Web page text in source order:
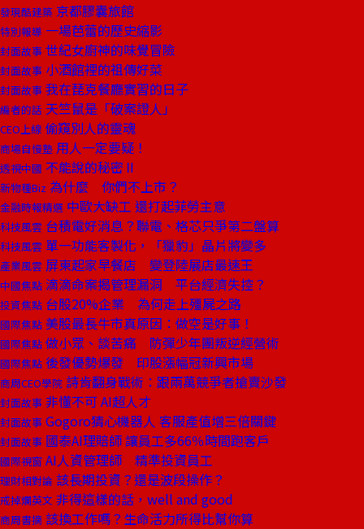
發現酷建築 京都膠囊旅館
特別報導 一場芭蕾的歷史縮影
封面故事 世紀女廚神的味覺冒險
封面故事 小酒館裡的祖傳好菜
封面故事 我在琵克餐廳實習的日子
編者的話 天竺鼠是「破案證人」
CEO上線 偷窺別人的靈魂
商場自慢塾 用人一定要疑！
透視中國 不能說的秘密Ⅱ
新物種Biz 為什麼 你們不上市？
金融時報精選 中歐大缺工 還打起菲勞主意
科技風雲 台積電好消息？聯電、格芯只爭第二盤算
科技風雲 單一功能客製化，「獵豹」晶片將變多
產業風雲 屏東起家早餐店 變登陸展店最速王
中國焦點 滴滴命案揭管理漏洞 平台經濟失控？
投資焦點 台股20%企業 為何走上殭屍之路
國際焦點 美股最長牛市真原因：做空是好事！
國際焦點 做小眾、談苦痛 防彈少年團叛逆經營術
國際焦點 後發優勢爆發 印股漲幅冠新興市場
商周CEO學院 詩肯翻身戰術：跟兩萬競爭者搶賣沙發
封面故事 非懂不可 AI超人才
封面故事 Gogoro猜心機器人 客服產值增三倍關鍵
封面故事 國泰AI理賠師 讓員工多66％時間跑客戶
國際視窗 AI人資管理師 精準投資員工
理財相對論 該長期投資？還是波段操作？
戒掉爛英文 非得這樣的話，well and good
商周書摘 該換工作嗎？生命活力所得比幫你算